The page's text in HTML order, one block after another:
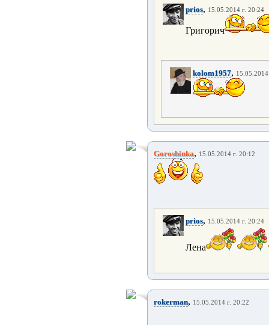
prios, 15.05.2014 г. 20:24
Григорич
kolom1957,
Goroshinka, 15.05.2014 г. 20:12
prios, 15.05.2014 г. 20:24
Лена
rokerman, 15.05.2014 г. 20:22